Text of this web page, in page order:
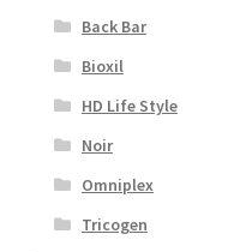
Back Bar
Bioxil
HD Life Style
Noir
Omniplex
Tricogen